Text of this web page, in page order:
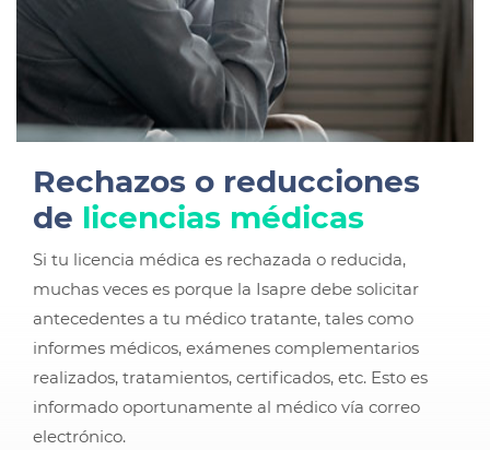
Rechazos o reducciones
de licencias médicas
Si tu licencia médica es rechazada o reducida,
muchas veces es porque la Isapre debe solicitar
antecedentes a tu médico tratante, tales como
informes médicos, exámenes complementarios
realizados, tratamientos, certificados, etc. Esto es
informado oportunamente al médico vía correo
electrónico.